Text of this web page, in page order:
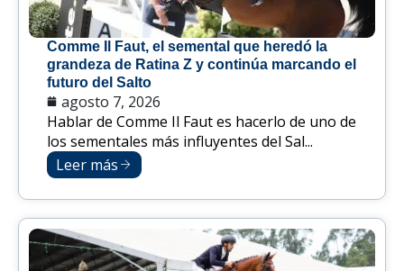
Comme Il Faut, el semental que heredó la
grandeza de Ratina Z y continúa marcando el
futuro del Salto
agosto 7, 2026
Hablar de Comme Il Faut es hacerlo de uno de
los sementales más influyentes del Sal...
Leer más